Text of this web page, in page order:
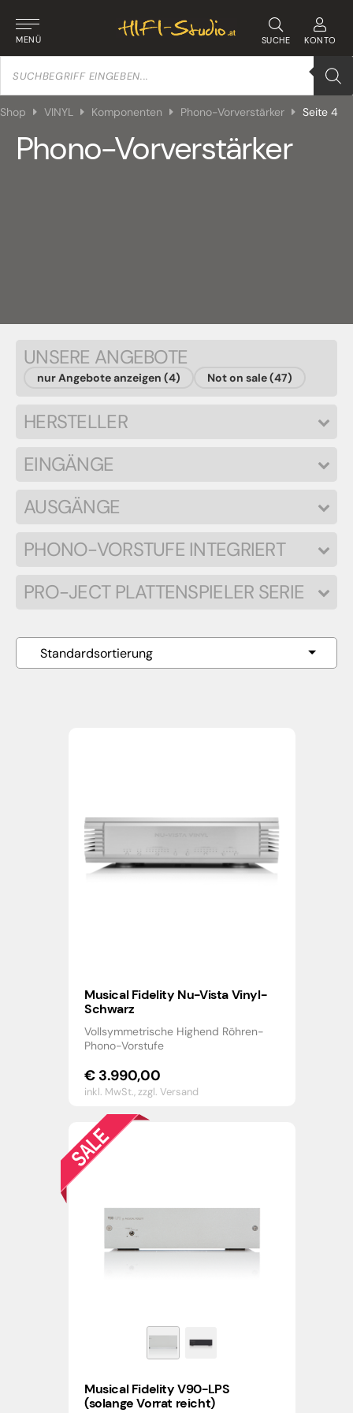
MENÜ SUCHE KONTO
Products
search
Shop VINYL Komponenten Phono-Vorverstärker Seite 4
Phono-Vorverstärker
UNSERE ANGEBOTE
nur Angebote anzeigen (4) Not on sale (47)
HERSTELLER
EINGÄNGE
AUSGÄNGE
PHONO-VORSTUFE INTEGRIERT
PRO-JECT PLATTENSPIELER SERIE
Musical Fidelity Nu-Vista Vinyl-
Schwarz
Vollsymmetrische Highend Röhren-
Phono-Vorstufe
€ 3.990,00
inkl. MwSt.,zzgl. Versand
Musical Fidelity V90-LPS
(solange Vorrat reicht)